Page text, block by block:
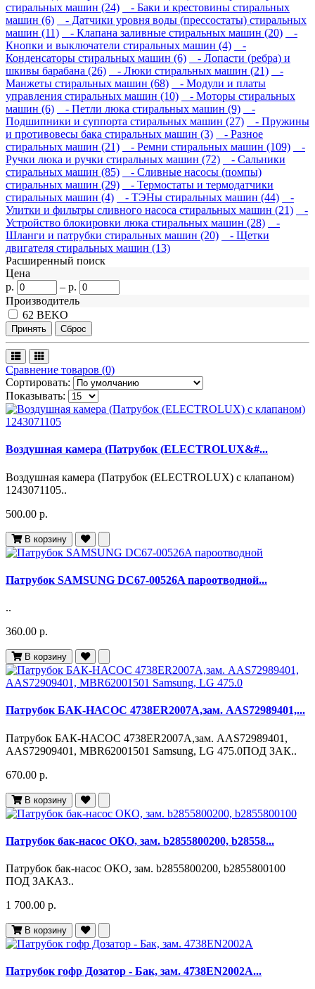
стиральных машин (24)
- Баки и крестовины стиральных
машин (6)
- Датчики уровня воды (прессостаты) стиральных
машин (11)
- Клапана заливные стиральных машин (20)
-
Кнопки и выключатели стиральных машин (4)
-
Конденсаторы стиральных машин (6)
- Лопасти (ребра) и
шкивы барабана (26)
- Люки стиральных машин (21)
-
Манжеты стиральных машин (68)
- Модули и платы
управления стиральных машин (10)
- Моторы стиральных
машин (6)
- Петли люка стиральных машин (9)
-
Подшипники и суппорта стиральных машин (27)
- Пружины
и противовесы бака стиральных машин (3)
- Разное
стиральных машин (21)
- Ремни стиральных машин (109)
-
Ручки люка и ручки стиральных машин (72)
- Сальники
стиральных машин (85)
- Сливные насосы (помпы)
стиральных машин (29)
- Термостаты и термодатчики
стиральных машин (4)
- ТЭНы стиральных машин (44)
-
Улитки и фильтры сливного насоса стиральных машин (21)
-
Устройство блокировки люка стиральных машин (28)
-
Шланги и патрубки стиральных машин (20)
- Щетки
двигателя стиральных машин (13)
Расширенный поиск
Цена
р.
– р.
Производитель
62 BEKO
Сравнение товаров (0)
Сортировать:
Показывать:
Воздушная камера (Патрубок (ELECTROLUX&#...
Воздушная камера (Патрубок (ELECTROLUX) с клапаном)
1243071105..
500.00 р.
В корзину
Патрубок SAMSUNG DC67-00526A пароотводной...
..
360.00 р.
В корзину
Патрубок БАК-НАСОС 4738ER2007A,зам. AAS72989401,...
Патрубок БАК-НАСОС 4738ER2007A,зам. AAS72989401,
AAS72909401, MBR62001501 Samsung, LG 475.0ПОД ЗАК..
670.00 р.
В корзину
Патрубок бак-насос ОКО, зам. b2855800200, b28558...
Патрубок бак-насос ОКО, зам. b2855800200, b2855800100
ПОД ЗАКАЗ..
1 700.00 р.
В корзину
Патрубок гофр Дозатор - Бак, зам. 4738EN2002A...